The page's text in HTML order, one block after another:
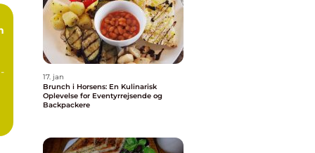
17. jan
Brunch i Horsens: En Kulinarisk
Oplevelse for Eventyrrejsende og
Backpackere